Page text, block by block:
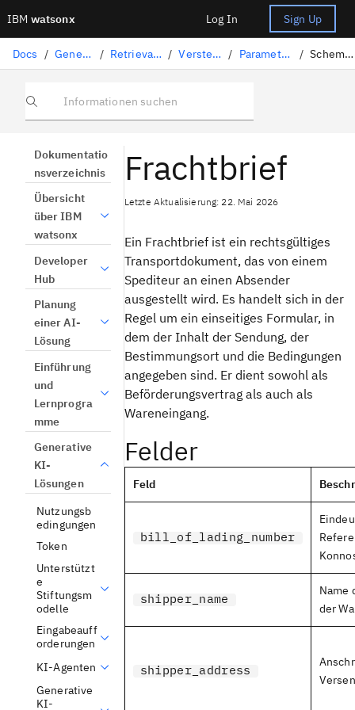
IBM watsonx Log In Sign Up
Docs / Generative KI-Lösungen / Retrieval-Augmented Generation / Verstehen von Dokumenten / Parameter für die Textverarbeitung / Schema des Konnossements
Informationen suchen
Dokumentatio
nsverzeichnis
Übersicht
über IBM
watsonx
Developer
Hub
Planung
einer AI-
Lösung
Einführung
und
Lernprogra
mme
Generative
KI-
Lösungen
Nutzungsb
edingungen
Token
Unterstützt
e
Stiftungsm
odelle
Eingabeauff
orderungen
KI-Agenten
Generative
KI-
Frachtbrief
Letzte Aktualisierung: 22. Mai 2026
Ein Frachtbrief ist ein rechtsgültiges
Transportdokument, das von einem
Spediteur an einen Absender
ausgestellt wird. Es handelt sich in der
Regel um ein einseitiges Formular, in
dem der Inhalt der Sendung, der
Bestimmungsort und die Bedingungen
angegeben sind. Er dient sowohl als
Beförderungsvertrag als auch als
Wareneingang.
Felder
Feld
bill_of_lading_number
shipper_name
Name
der
shipper_address